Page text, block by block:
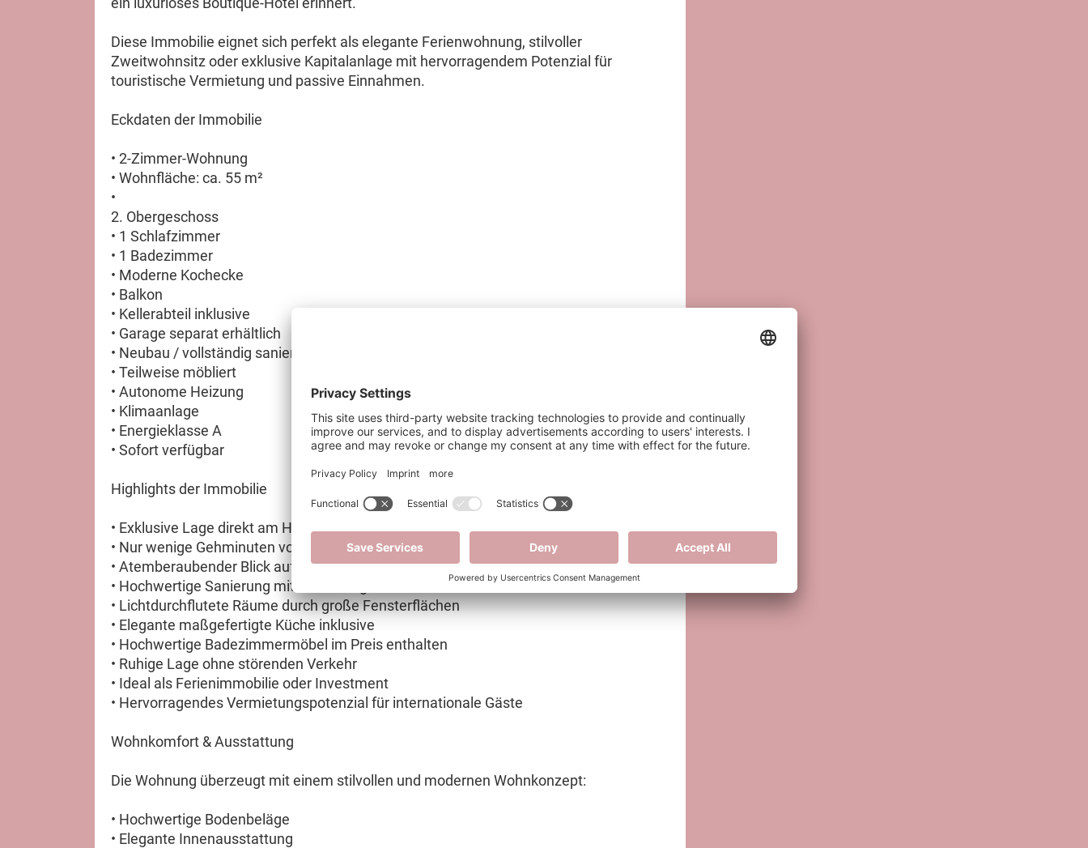
Diese Immobilie eignet sich perfekt als elegante Ferienwohnung, stilvoller
Zweitwohnsitz oder exklusive Kapitalanlage mit hervorragendem Potenzial für
touristische Vermietung und passive Einnahmen.
Eckdaten der Immobilie
• 2-Zimmer-Wohnung
• Wohnfläche: ca. 55 m²
•
2. Obergeschoss
• 1 Schlafzimmer
• 1 Badezimmer
• Moderne Kochecke
• Balkon
• Kellerabteil inklusive
• Garage separat erhältlich
• Neubau / vollständig saniert
• Teilweise möbliert
• Autonome Heizung
• Klimaanlage
• Energieklasse A
• Sofort verfügbar
Highlights der Immobilie
• Exklusive Lage direkt am Hafen von Chioggia
• Nur wenige Gehminuten vom Strand entfernt
• Atemberaubender Blick auf Hafen und Meer
• Hochwertige Sanierung mit erstklassigen Materialien
• Lichtdurchflutete Räume durch große Fensterflächen
• Elegante maßgefertigte Küche inklusive
• Hochwertige Badezimmermöbel im Preis enthalten
• Ruhige Lage ohne störenden Verkehr
• Ideal als Ferienimmobilie oder Investment
• Hervorragendes Vermietungspotenzial für internationale Gäste
Wohnkomfort & Ausstattung
Die Wohnung überzeugt mit einem stilvollen und modernen Wohnkonzept:
• Hochwertige Bodenbeläge
• Elegante Innenausstattung